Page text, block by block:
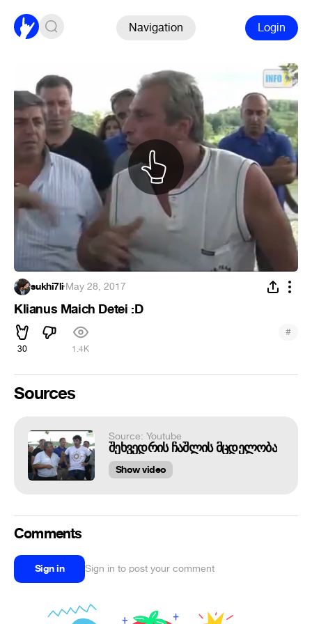
Navigation Login
sukhi7li·May 28, 2017
Klianus Maich Detei :D
30 1.4K
#
Sources
Source: Youtube
შეხვედრის ჩაშლის მცდელობა
Show video
Comments
Sign in Sign in to post your comment